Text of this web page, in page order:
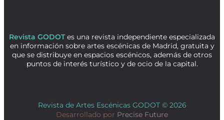
Revista GODOTes una revista independiente especializada
en información sobre artes escénicas de Madrid, gratuita y
que se distribuye en espacios escénicos, además de otros
puntos de interés turístico y de ocio de la capital.
Revista de Artes Escénicas GODOT © 2026
Desarrollado por Precise Future